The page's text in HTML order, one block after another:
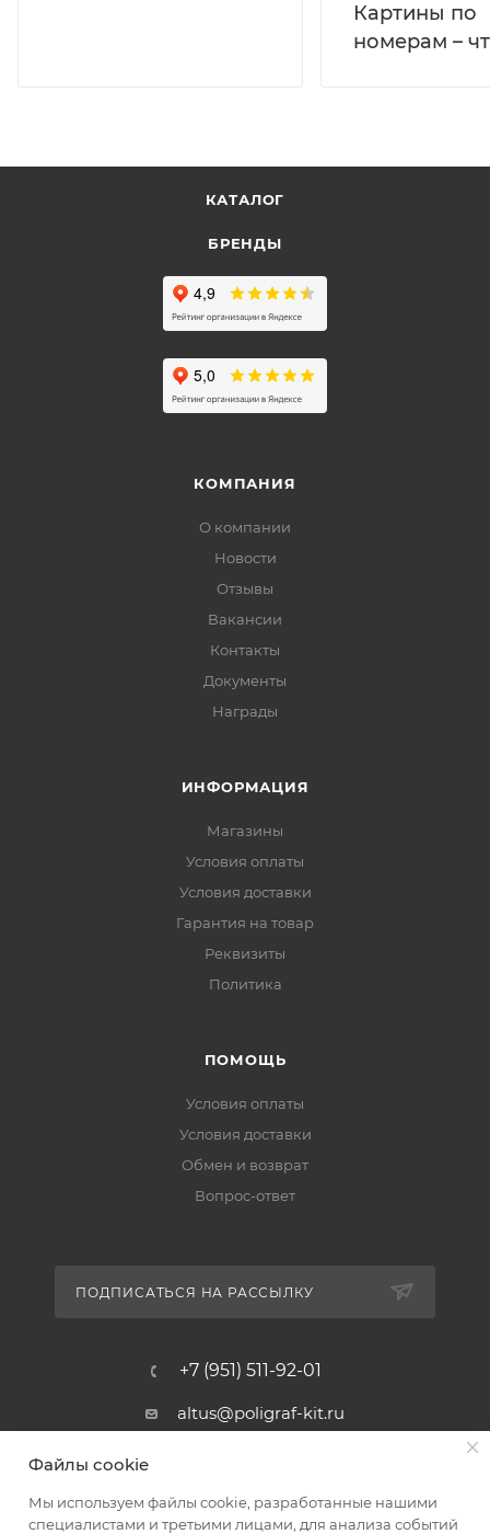
Картины по
номерам –
КАТАЛОГ
БРЕНДЫ
КОМПАНИЯ
О компании
Новости
Отзывы
Вакансии
Контакты
Документы
Награды
ИНФОРМАЦИЯ
Магазины
Условия оплаты
Условия доставки
Гарантия на товар
Реквизиты
Политика
ПОМОЩЬ
Условия оплаты
Условия доставки
Обмен и возврат
Вопрос-ответ
ПОДПИСАТЬСЯ НА РАССЫЛКУ
+7 (951) 511-92-01
altus@poligraf-kit.ru
Магазин-склад ТЦ "Альтус"
пос. Янтарный, Малое Зеленое
Кольцо, 3, ТЦ "Альтус" 1 этаж
Файлы cookie
Мы используем файлы cookie, разработанные нашими
специалистами и третьими лицами, для анализа событий